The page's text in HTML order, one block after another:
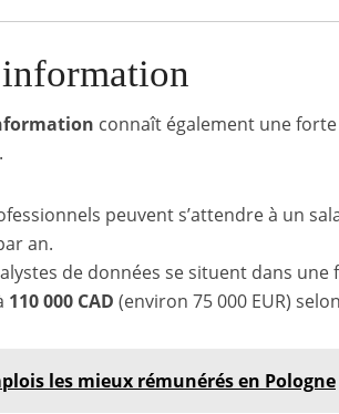
connaît également une
peuvent s’attendre à un
an.
de données se situent dans
110 000 CAD (environ 75 000 EUR)
les mieux rémunérés en Pologne